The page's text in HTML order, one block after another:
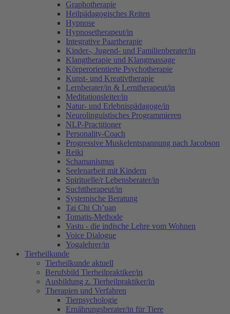
Graphotherapie
Heilpädagogisches Reiten
Hypnose
Hypnosetherapeut/in
Integrative Paartherapie
Kinder-, Jugend- und Familienberater/in
Klangtherapie und Klangmassage
Körperorientierte Psychotherapie
Kunst- und Kreativtherapie
Lernberater/in & Lerntherapeut/in
Meditationsleiter/in
Natur- und Erlebnispädagoge/in
Neurolinguistisches Programmieren
NLP-Practitioner
Personality-Coach
Progressive Muskelentspannung nach Jacobson
Reiki
Schamanismus
Seelenarbeit mit Kindern
Spirituelle/r Lebensberater/in
Suchttherapeut/in
Systemische Beratung
Tai Chi Ch’uan
Tomatis-Methode
Vastu - die indische Lehre vom Wohnen
Voice Dialogue
Yogalehrer/in
Tierheilkunde
Tierheilkunde aktuell
Berufsbild Tierheilpraktiker/in
Ausbildung z. Tierheilpraktiker/in
Therapien und Verfahren
Tierpsychologie
Ernährungsberater/in für Tiere